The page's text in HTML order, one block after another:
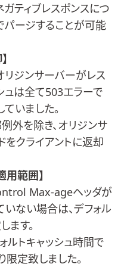
ガティブレスポンスにつ
ージすることが可能
ジンサーバーがレス
ュは全て503エラーで
いました。
外を除き、オリジンサ
クライアントに返却
用範囲】
Max-ageヘッダが
ない場合は、デフォル
ます。
ルトキャッシュ時間で
定致しました。